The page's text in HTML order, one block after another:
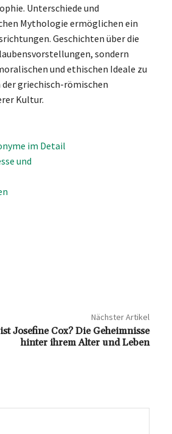
Unterschiede und
Mythologie ermöglichen ein
Geschichten über die
sondern
und ethischen Ideale zu
griechisch-römischen
Kultur.
im Detail
und
Nächster Artikel
Josefine Cox? Die Geheimnisse
hinter ihrem Alter und Leben